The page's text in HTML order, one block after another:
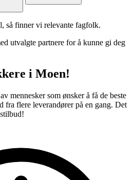
så finner vi relevante fagfolk.
utvalgte partnere for å kunne gi deg
i Moen!
mennesker som ønsker å få de beste
fra flere leverandører på en gang. Det